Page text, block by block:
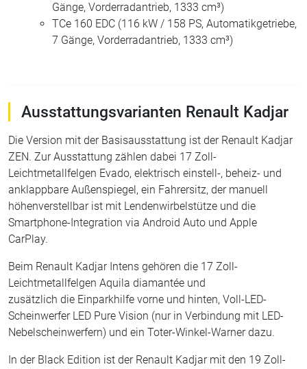
Gänge, Vorderradantrieb, 1333 cm³)
TCe 160 EDC (116 kW / 158 PS, Automatikgetriebe,
7 Gänge, Vorderradantrieb, 1333 cm³)
Ausstattungsvarianten Renault Kadjar
Die Version mit der Basisausstattung ist der Renault Kadjar
ZEN. Zur Ausstattung zählen dabei 17 Zoll-
Leichtmetallfelgen Evado, elektrisch einstell-, beheiz- und
anklappbare Außenspiegel , ein Fahrersitz, der manuell
höhenverstellbar ist mit Lendenwirbelstütze und die
Smartphone-Integration via Android Auto und Apple
CarPlay .
Beim Renault Kadjar Intens gehören die 17 Zoll-
Leichtmetallfelgen Aquila diamantée und
zusätzlich die Einparkhilfe vorne und hinten , Voll-LED-
Scheinwerfer LED Pure Vision (nur in Verbindung mit LED-
Nebelscheinwerfern) und ein Toter-Winkel-Warner dazu.
In der Black Edition ist der Renault Kadjar mit den 19 Zoll-